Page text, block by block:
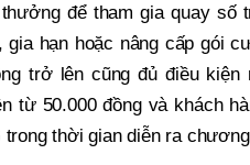
để tham gia quay
gia hạn hoặc nâng cấp gói
trở lên cũng đủ điều
từ 50.000 đồng và khách
trong thời gian diễn ra